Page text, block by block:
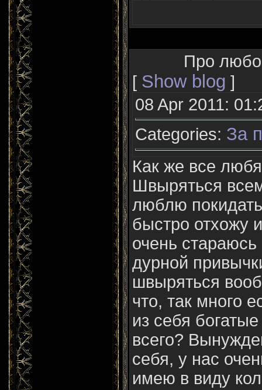
Про
[ Show blog ]
08 Apr 2011:
Categories: За
Как же все
Швыряться
люблю
быстро отхожу
очень стараюсь
дурной
швыряться
что, так много
из себя
всего?
себя, у нас
имею в виду